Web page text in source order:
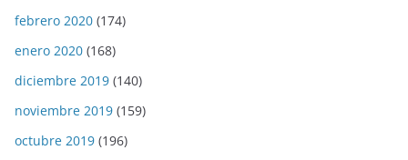
febrero 2020 (174)
enero 2020 (168)
diciembre 2019 (140)
noviembre 2019 (159)
octubre 2019 (196)